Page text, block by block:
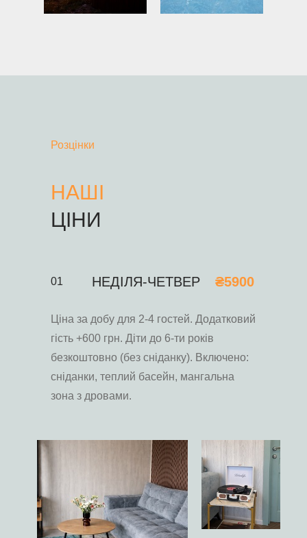
НАШІ
ЦІНИ
Розцінки
НЕДІЛЯ-ЧЕТВЕР
01 ₴5900
Ціна за добу для 2-4 гостей. Додатковий
гість +600 грн. Діти до 6-ти років
безкоштовно (без сніданку). Включено:
сніданки, теплий басейн, мангальна
зона з дровами.